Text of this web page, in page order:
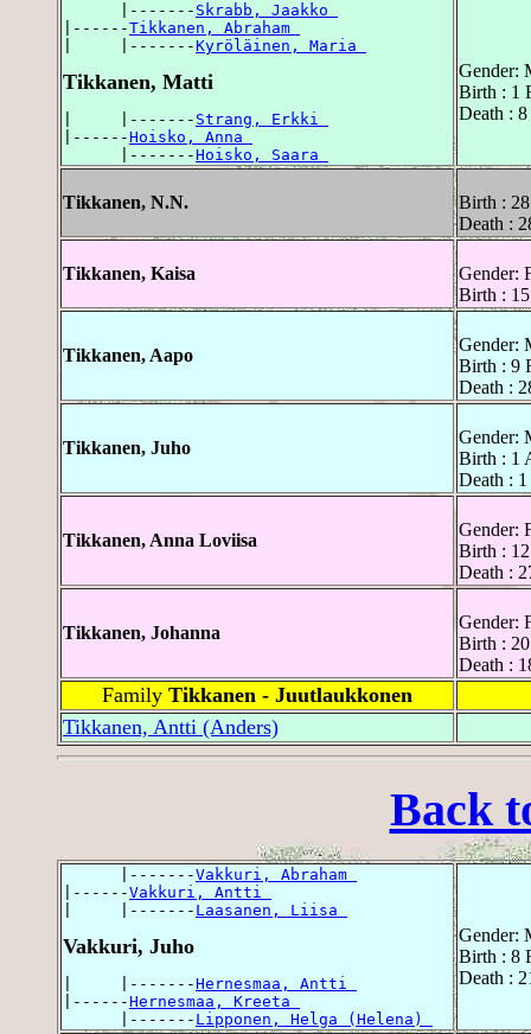
      |-------
Skrabb, Jaakko
|------Tikkanen, Abraham
|     |-------Kyröläinen, Maria
Tikkanen, Matti
|     |------- Strang, Erkki
|------Hoisko, Anna
      |-------
Hoisko, Saara
Gender:
Birth : 1
Death :
Tikkanen, N.N.
Birth :
Death :
Tikkanen, Kaisa
Gender:
Birth :
Tikkanen, Aapo
Gender:
Birth : 9
Death :
Tikkanen, Juho
Gender:
Birth : 1
Death :
Tikkanen, Anna Loviisa
Gender:
Birth :
Death :
Tikkanen, Johanna
Gender:
Birth :
Death :
Family Tikkanen - Juutlaukkonen
Tikkanen, Antti (Anders)
Back
      |-------
Vakkuri, Abraham
|------Vakkuri, Antti
|     |------- Laasanen, Liisa
Vakkuri, Juho
|     |-------Hernesmaa, Antti
|------Hernesmaa, Kreeta
      |-------
Lipponen, Helga (Helena)
Gender:
Birth : 8
Death :